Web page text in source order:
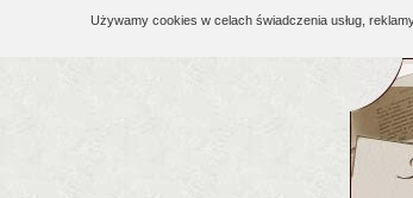
Używamy cookies w celach świadczenia usług,